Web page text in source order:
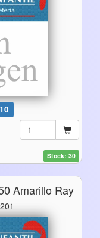
Stock: 30
Amarillo Ray